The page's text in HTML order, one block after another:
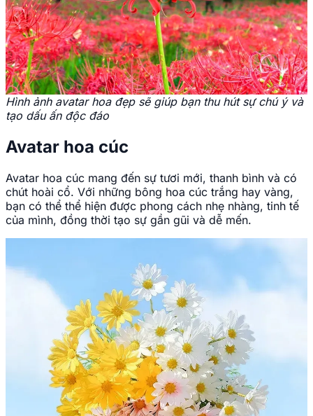
Hình ảnh avatar hoa đẹp sẽ giúp bạn thu hút sự chú ý và
tạo dấu ấn độc đáo
Avatar hoa cúc
Avatar hoa cúc mang đến sự tươi mới, thanh bình và có
chút hoài cổ. Với những bông hoa cúc trắng hay vàng,
bạn có thể thể hiện được phong cách nhẹ nhàng, tinh tế
của mình, đồng thời tạo sự gần gũi và dễ mến.